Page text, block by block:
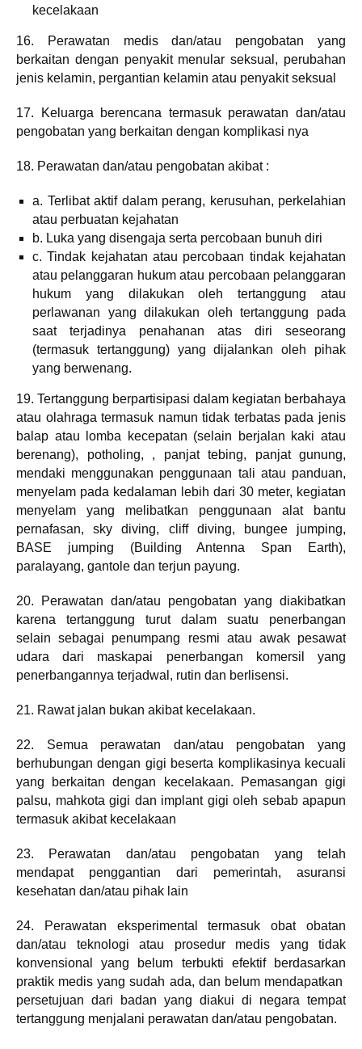
kecelakaan
16. Perawatan medis dan/atau pengobatan yang
berkaitan dengan penyakit menular seksual, perubahan
jenis kelamin, pergantian kelamin atau penyakit seksual
17. Keluarga berencana termasuk perawatan dan/atau
pengobatan yang berkaitan dengan komplikasi nya
18. Perawatan dan/atau pengobatan akibat :
a. Terlibat aktif dalam perang, kerusuhan, perkelahian
atau perbuatan kejahatan
b. Luka yang disengaja serta percobaan bunuh diri
c. Tindak kejahatan atau percobaan tindak kejahatan
atau pelanggaran hukum atau percobaan pelanggaran
hukum yang dilakukan oleh tertanggung atau
perlawanan yang dilakukan oleh tertanggung pada
saat terjadinya penahanan atas diri seseorang
(termasuk tertanggung) yang dijalankan oleh pihak
yang berwenang.
19. Tertanggung berpartisipasi dalam kegiatan berbahaya
atau olahraga termasuk namun tidak terbatas pada jenis
balap atau lomba kecepatan (selain berjalan kaki atau
berenang), potholing, , panjat tebing, panjat gunung,
mendaki menggunakan penggunaan tali atau panduan,
menyelam pada kedalaman lebih dari 30 meter, kegiatan
menyelam yang melibatkan penggunaan alat bantu
pernafasan, sky diving, cliff diving, bungee jumping,
BASE jumping (Building Antenna Span Earth),
paralayang, gantole dan terjun payung.
20. Perawatan dan/atau pengobatan yang diakibatkan
karena tertanggung turut dalam suatu penerbangan
selain sebagai penumpang resmi atau awak pesawat
udara dari maskapai penerbangan komersil yang
penerbangannya terjadwal, rutin dan berlisensi.
21. Rawat jalan bukan akibat kecelakaan.
22. Semua perawatan dan/atau pengobatan yang
berhubungan dengan gigi beserta komplikasinya kecuali
yang berkaitan dengan kecelakaan. Pemasangan gigi
palsu, mahkota gigi dan implant gigi oleh sebab apapun
termasuk akibat kecelakaan
23. Perawatan dan/atau pengobatan yang telah
mendapat penggantian dari pemerintah, asuransi
kesehatan dan/atau pihak lain
24. Perawatan eksperimental termasuk obat obatan
dan/atau teknologi atau prosedur medis yang tidak
konvensional yang belum terbukti efektif berdasarkan
praktik medis yang sudah ada, dan belum mendapatkan
persetujuan dari badan yang diakui di negara tempat
tertanggung menjalani perawatan dan/atau pengobatan.